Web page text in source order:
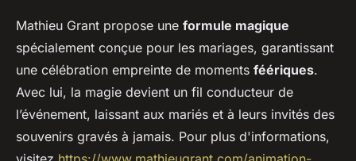
Mathieu Grant propose une formule magique
spécialement conçue pour les mariages, garantissant
une célébration empreinte de moments féériques.
Avec lui, la magie devient un fil conducteur de
l’événement, laissant aux mariés et à leurs invités des
souvenirs gravés à jamais. Pour plus d'informations,